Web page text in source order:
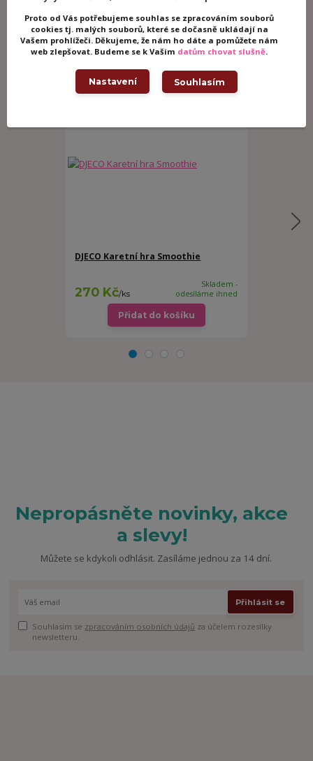
Návod
Související zboží 4
DJECO Karetní hra Smoothie
270 Kč/ks
Skladem -
odesíláme ihned
Přidat do košíku
Nepropásněte novinky, akce
a slevy!
Můžete se kdykoli odhlásit. Zasíláme jednou za 14 dní.
Přihlásit se
Souhlasím se zpracováním osobních údajů za účelem rozesílky
newsletteru.
Proto od Vás potřebujeme souhlas se zpracováním souborů
cookies tj. malých souborů, které se dočasně ukládají na
Vašem prohlížeči. Děkujeme, že nám ho dáte a pomůžete nám
web zlepšovat. Budeme se k Vašim datům chovat slušně.
Nastavení Souhlasím